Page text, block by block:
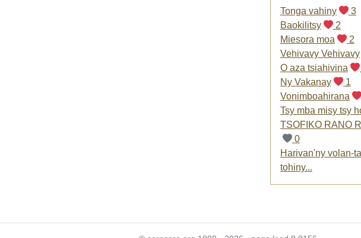
Tonga vahiny
3
Baokilitsy
2
Miesora moa
2
Vehivavy Vehivavy
O aza tsiahivina
Ny Vakanay
1
Vonimboahirana
Tsy mba misy tsy
TSOFIKO RANO
0
Harivan'ny volan-
tohiny...